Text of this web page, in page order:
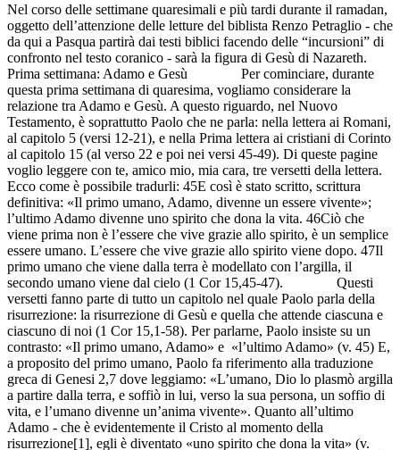
Nel corso delle settimane quaresimali e più tardi durante il ramadan,
oggetto dell’attenzione delle letture del biblista Renzo Petraglio - che
da qui a Pasqua partirà dai testi biblici facendo delle “incursioni” di
confronto nel testo coranico - sarà la figura di Gesù di Nazareth.
Prima settimana: Adamo e Gesù Per cominciare, durante
questa prima settimana di quaresima, vogliamo considerare la
relazione tra Adamo e Gesù. A questo riguardo, nel Nuovo
Testamento, è soprattutto Paolo che ne parla: nella lettera ai Romani,
al capitolo 5 (versi 12-21), e nella Prima lettera ai cristiani di Corinto
al capitolo 15 (al verso 22 e poi nei versi 45-49). Di queste pagine
voglio leggere con te, amico mio, mia cara, tre versetti della lettera.
Ecco come è possibile tradurli: 45E così è stato scritto, scrittura
definitiva: «Il primo umano, Adamo, divenne un essere vivente»;
l’ultimo Adamo divenne uno spirito che dona la vita. 46Ciò che
viene prima non è l’essere che vive grazie allo spirito, è un semplice
essere umano. L’essere che vive grazie allo spirito viene dopo. 47Il
primo umano che viene dalla terra è modellato con l’argilla, il
secondo umano viene dal cielo (1 Cor 15,45-47). Questi
versetti fanno parte di tutto un capitolo nel quale Paolo parla della
risurrezione: la risurrezione di Gesù e quella che attende ciascuna e
ciascuno di noi (1 Cor 15,1-58). Per parlarne, Paolo insiste su un
contrasto: «Il primo umano, Adamo» e «l’ultimo Adamo» (v. 45) E,
a proposito del primo umano, Paolo fa riferimento alla traduzione
greca di Genesi 2,7 dove leggiamo: «L’umano, Dio lo plasmò argilla
a partire dalla terra, e soffiò in lui, verso la sua persona, un soffio di
vita, e l’umano divenne un’anima vivente». Quanto all’ultimo
Adamo - che è evidentemente il Cristo al momento della
risurrezione[1], egli è diventato «uno spirito che dona la vita» (v.